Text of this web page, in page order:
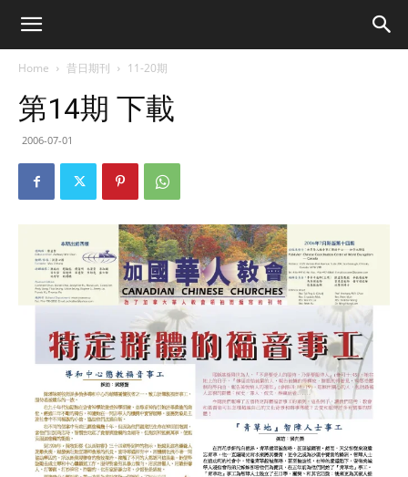
Home 昔日期刊 11-20期
第14期 下載
2006-07-01